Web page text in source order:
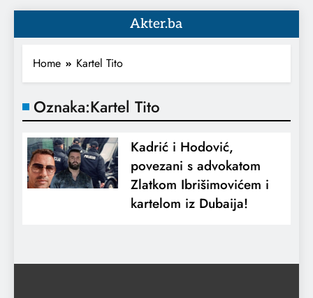
Akter.ba
Home Kartel Tito
Oznaka:Kartel Tito
Kadrić i Hodović,
povezani s advokatom
Zlatkom Ibrišimovićem i
kartelom iz Dubaija!